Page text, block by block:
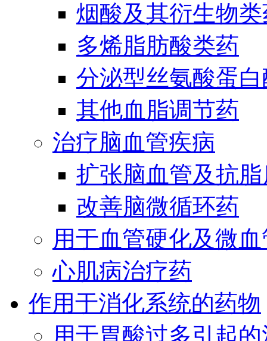
烟酸及其衍生物
多烯脂肪酸类药
分泌型丝氨酸蛋
其他血脂调节药
治疗脑血管疾病
扩张脑血管及抗
改善脑微循环药
用于血管硬化及微
心肌病治疗药
作用于消化系统的药物
用于胃酸过多引起